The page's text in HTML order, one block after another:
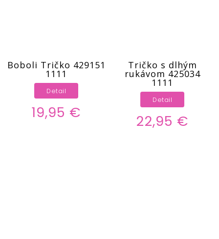
Boboli Tričko 429151
1111
19,95 €
Detail
Tričko s dlhým
rukávom 425034
1111
22,95 €
Detail